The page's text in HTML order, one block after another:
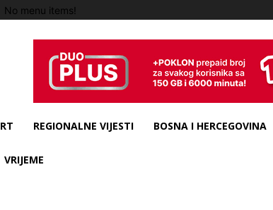
No menu items!
REGIONALNE VIJESTI BOSNA I HERCEGOVINA
VRIJEME